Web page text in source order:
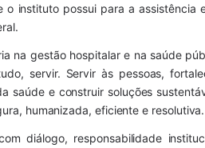
o instituto possui para a assistência
na gestão hospitalar e na saúde
servir. Servir às pessoas,
saúde e construir soluções
humanizada, eficiente e resolutiva.
diálogo, responsabilidade